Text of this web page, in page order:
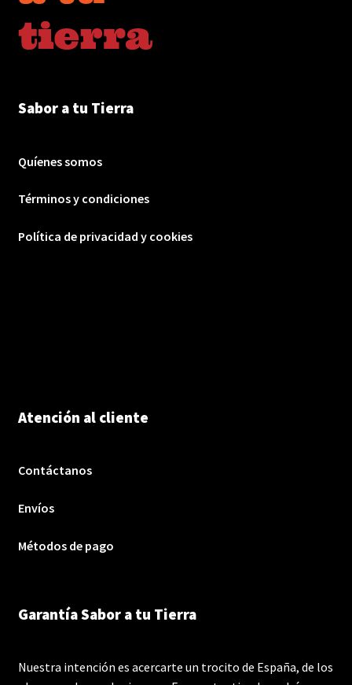
Sabor a tu Tierra
Quíenes somos
Términos y condiciones
Política de privacidad y cookies
Atención al cliente
Contáctanos
Envíos
Métodos de pago
Garantía Sabor a tu Tierra
Nuestra intención es acercarte un trocito de España, de los